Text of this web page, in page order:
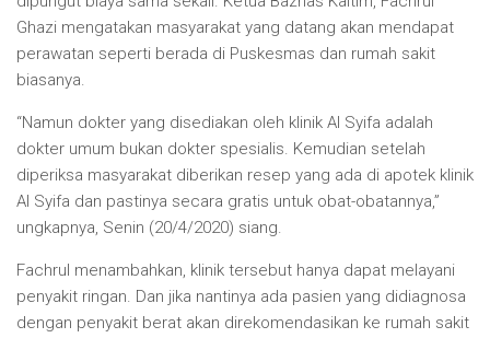
Ghazi mengatakan masyarakat yang datang akan mendapat
perawatan seperti berada di Puskesmas dan rumah sakit
biasanya.
“Namun dokter yang disediakan oleh klinik Al Syifa adalah
dokter umum bukan dokter spesialis. Kemudian setelah
diperiksa masyarakat diberikan resep yang ada di apotek klinik
Al Syifa dan pastinya secara gratis untuk obat-obatannya,”
ungkapnya, Senin (20/4/2020) siang.
Fachrul menambahkan, klinik tersebut hanya dapat melayani
penyakit ringan. Dan jika nantinya ada pasien yang didiagnosa
dengan penyakit berat akan direkomendasikan ke rumah sakit